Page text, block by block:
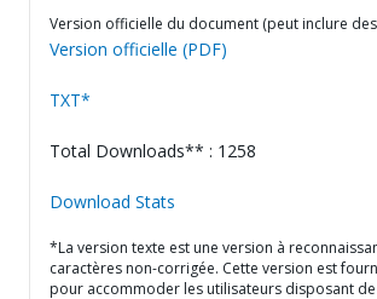
Version officielle du document (peut inclure
Version officielle (PDF)
TXT*
Total Downloads** : 1258
Download Stats
*La version texte est une version à
caractères non-corrigée. Cette version est
pour accommoder les utilisateurs disposant